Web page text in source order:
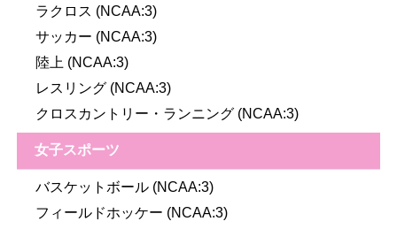
ラクロス (NCAA:3)
サッカー (NCAA:3)
陸上 (NCAA:3)
レスリング (NCAA:3)
クロスカントリー・ランニング (NCAA:3)
女子スポーツ
バスケットボール (NCAA:3)
フィールドホッケー (NCAA:3)